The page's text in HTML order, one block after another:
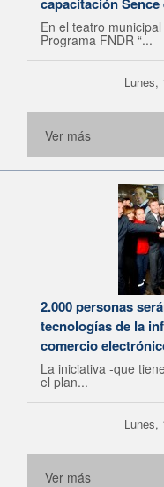
En el teatro
Programa FNDR “...
Lunes,
Ver más
2.000 personas
tecnologías de la
comercio
La iniciativa -que
el plan...
Lunes,
Ver más